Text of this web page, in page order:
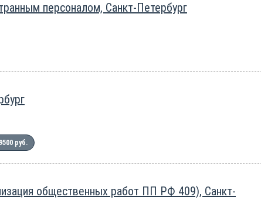
персоналом, Санкт-Петербург
руб.
общественных работ ПП РФ 409), Санкт-